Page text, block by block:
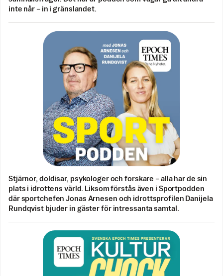
inte når – in i gränslandet.
Stjärnor, doldisar, psykologer och forskare – alla har de sin
plats i idrottens värld. Liksom förstås även i Sportpodden
där sportchefen Jonas Arnesen och idrottsprofilen Danijela
Rundqvist bjuder in gäster för intressanta samtal.